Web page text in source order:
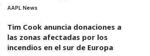
AAPL News
Tim Cook anuncia donaciones a
las zonas afectadas por los
incendios en el sur de Europa